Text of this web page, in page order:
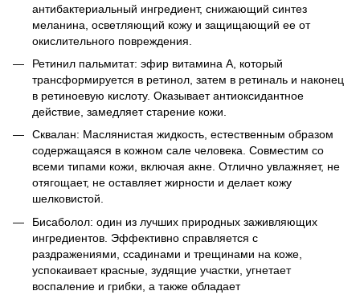
антибактериальный ингредиент, снижающий синтез
меланина, осветляющий кожу и защищающий ее от
окислительного повреждения.
Ретинил пальмитат: эфир витамина A, который
трансформируется в ретинол, затем в ретиналь и наконец
в ретиноевую кислоту. Оказывает антиоксидантное
действие, замедляет старение кожи.
Сквалан: Маслянистая жидкость, естественным образом
содержащаяся в кожном сале человека. Совместим со
всеми типами кожи, включая акне. Отлично увлажняет, не
отягощает, не оставляет жирности и делает кожу
шелковистой.
Бисаболол: один из лучших природных заживляющих
ингредиентов. Эффективно справляется с
раздражениями, ссадинами и трещинами на коже,
успокаивает красные, зудящие участки, угнетает
воспаление и грибки, а также обладает